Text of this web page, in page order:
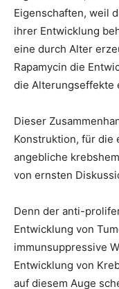
Eigenschaften, weil
ihrer Entwicklung
eine durch Alter
Rapamycin die
die Alterungseffekte
Dieser
Konstruktion, für die
angebliche
von ernsten
Denn der anti-
Entwicklung von
immunsuppressive
Entwicklung von
auf diesem Auge